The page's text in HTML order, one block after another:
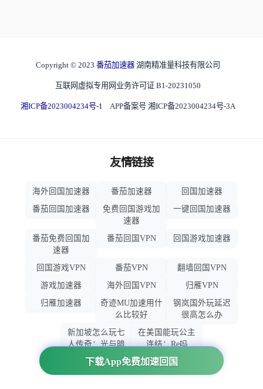
下载App免费加速回国
Copyright © 2023 番茄加速器 湖南精准量科技有限公司
互联网虚拟专用网业务许可证 B1-20231050
湘ICP备2023004234号-1 APP备案号 湘ICP备2023004234号-3A
友情链接
海外回国加速器 番茄加速器
回国加速器
番茄回国加速器
免费回国游戏加
速器
一键回国加速器
番茄免费回国加
速器
番茄回国VPN 回国游戏加速器
回国游戏VPN 番茄VPN
翻墙回国VPN
游戏加速器
海外回国VPN
归雁VPN
归雁加速器
奇迹MU加速用什
么比较好
钢岚国外玩延迟
很高怎么办
新加坡怎么玩七
人传奇：光与暗
之交战
在美国能玩公主
连结：Re吗